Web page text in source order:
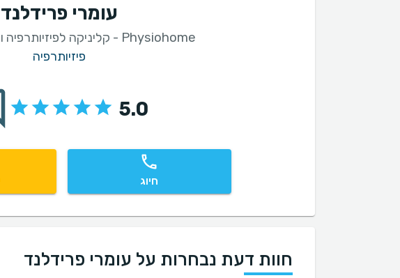
עומרי פרידלנד
Physiohome - קליניקה לפיזיותרפיה ולפציעות ספורט
פיזיותרפיה
5.0
חיוג
חוות דעת נבחרות על עומרי פרידלנד